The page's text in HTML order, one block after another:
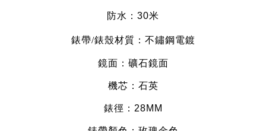
防水：30米
錶帶/錶殼材質： 不鏽鋼電鍍
鏡面：礦石鏡面
機芯：石英
錶徑：28MM